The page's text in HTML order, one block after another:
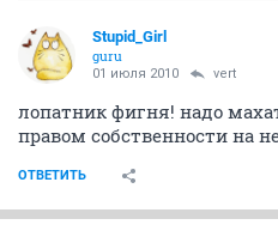
Stupid_Girl
guru
01 июля 2010 vert
лопатник фигня! надо
правом собственности на
ОТВЕТИТЬ